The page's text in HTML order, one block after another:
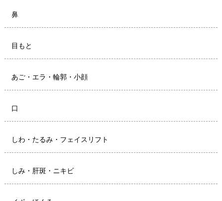
鼻
目もと
あご・エラ・輪郭・小顔
口
しわ・たるみ・フェイスリフト
しみ・肝斑・ニキビ